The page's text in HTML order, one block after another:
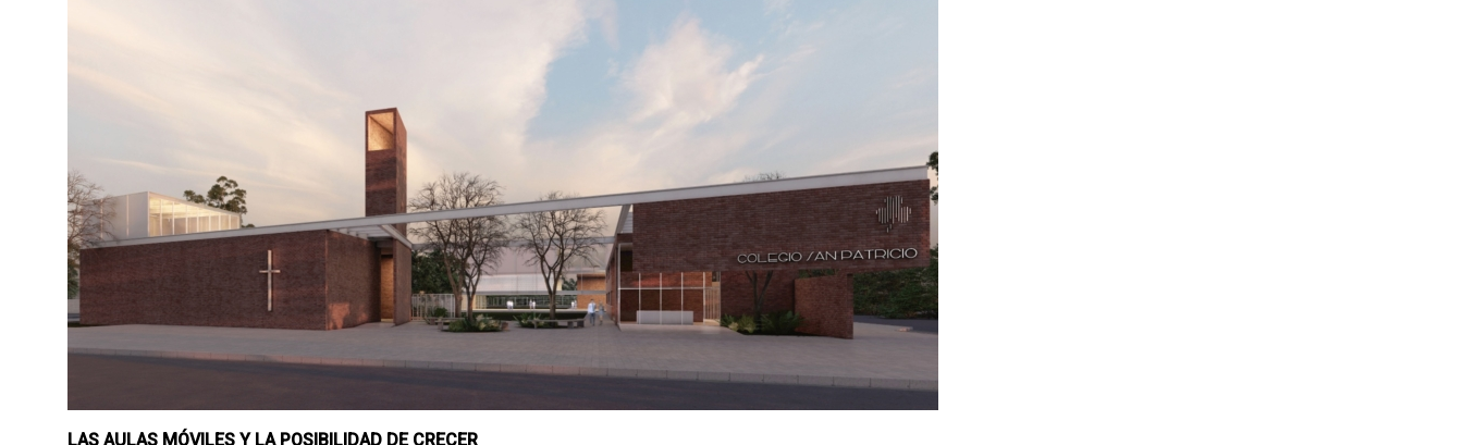
LAS AULAS MÓVILES Y LA POSIBILIDAD DE CRECER